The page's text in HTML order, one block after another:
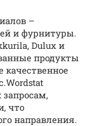
–
и фурнитуры.
Dulux и
продукты
качественное
что
направления.